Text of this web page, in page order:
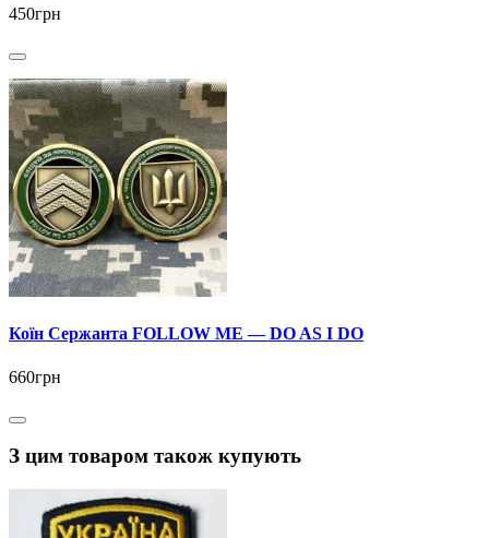
450грн
Коїн Сержанта FOLLOW ME — DO AS I DO
660грн
З цим товаром також купують